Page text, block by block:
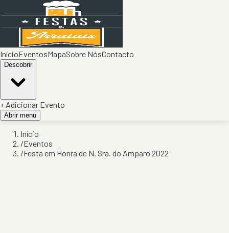
InícioEventosMapaSobre NósContacto
Descobrir
+ Adicionar Evento
Abrir menu
Início
/Eventos
/Festa em Honra de N. Sra. do Amparo 2022